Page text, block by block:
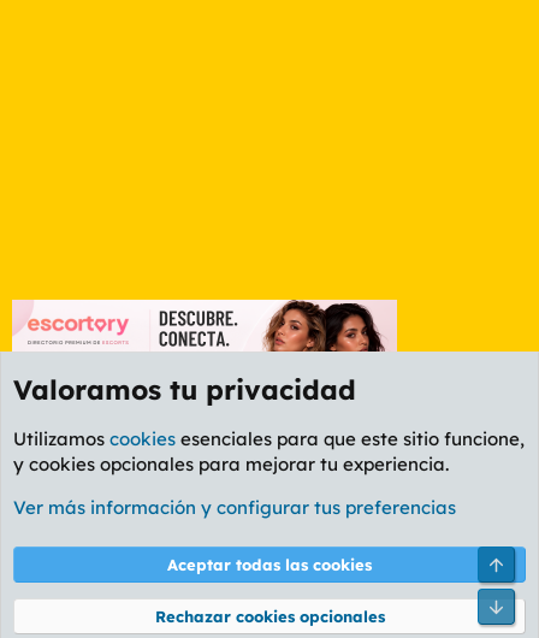
Foro General
Cookies
PL OLDSTYLE AMARILLO
Términos y reglas Política de privacidad Ayuda
®
Valoramos tu privacidad
Utilizamos cookies esenciales para que este sitio funcione,
y cookies opcionales para mejorar tu experiencia.
Ver más información y configurar tus preferencias
Aceptar todas las cookies
Rechazar cookies opcionales
Pie